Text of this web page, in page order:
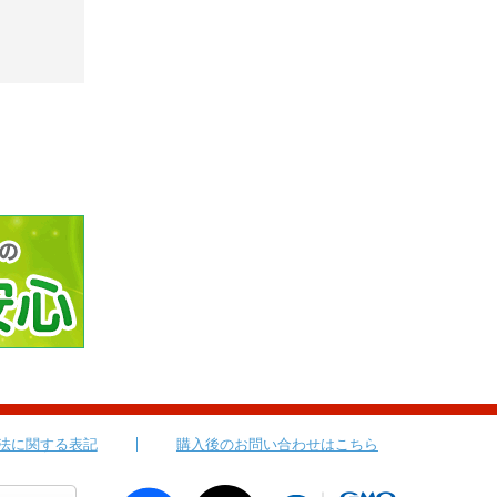
に関する表記 購入後のお問い合わせはこちら